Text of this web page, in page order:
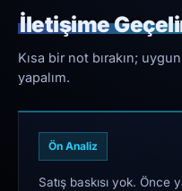
İletişime
Kısa bir not bırakın;
yapalım.
Ön Analiz
Satış baskısı yok. Önce